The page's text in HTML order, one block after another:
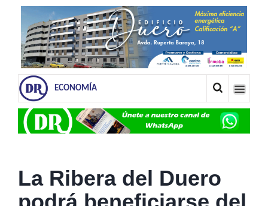
ECONOMÍA
La Ribera del Duero